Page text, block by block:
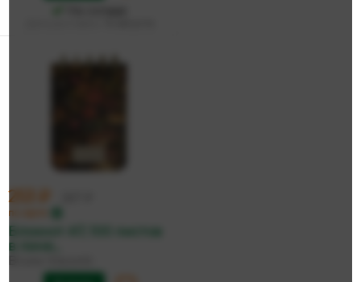
253 ₽
по карте
в лине...